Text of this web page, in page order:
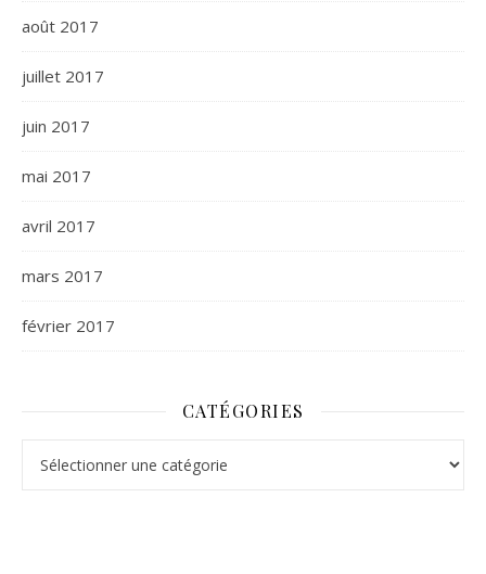
août 2017
juillet 2017
juin 2017
mai 2017
avril 2017
mars 2017
février 2017
CATÉGORIES